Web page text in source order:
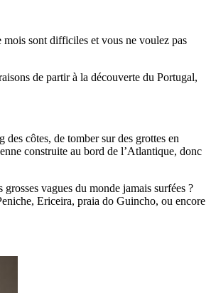
mois sont difficiles et vous ne voulez pas
de partir à la découverte du Portugal,
côtes, de tomber sur des grottes en
construite au bord de l’Atlantique, donc
vagues du monde jamais surfées ?
Ericeira, praia do Guincho, ou encore